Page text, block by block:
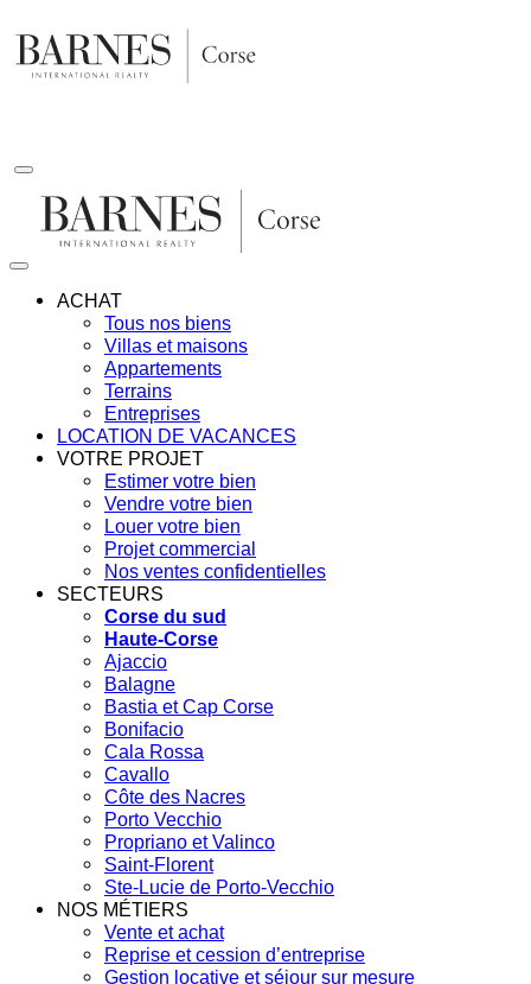
au
contenu
ACHAT
Tous nos biens
Villas et maisons
Appartements
Terrains
Entreprises
LOCATION DE VACANCES
VOTRE PROJET
Estimer votre bien
Vendre votre bien
Louer votre bien
Projet commercial
Nos ventes confidentielles
SECTEURS
Corse du sud
Haute-Corse
Ajaccio
Balagne
Bastia et Cap Corse
Bonifacio
Cala Rossa
Cavallo
Côte des Nacres
Porto Vecchio
Propriano et Valinco
Saint-Florent
Ste-Lucie de Porto-Vecchio
NOS MÉTIERS
Vente et achat
Reprise et cession d’entreprise
Gestion locative et séjour sur mesure